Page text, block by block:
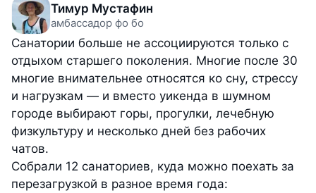
Тимур Мустафин
амбассадор фо бо
Санатории больше не ассоциируются только с
отдыхом старшего поколения. Многие после 30
многие внимательнее относятся ко сну, стрессу
и нагрузкам — и вместо уикенда в шумном
городе выбирают горы, прогулки, лечебную
физкультуру и несколько дней без рабочих
чатов.
Собрали 12 санаториев, куда можно поехать за
перезагрузкой в разное время года: